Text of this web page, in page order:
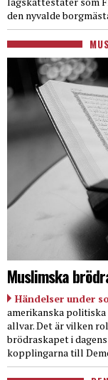
den nyvalde
Muslimska
Händelser under
amerikanska
allvar. Det är vilken
brödraskapet i
kopplingarna till